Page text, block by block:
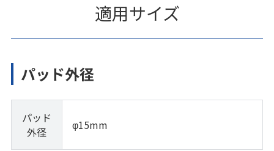
適用サイズ
パッド外径
パッド
外径
φ15mm